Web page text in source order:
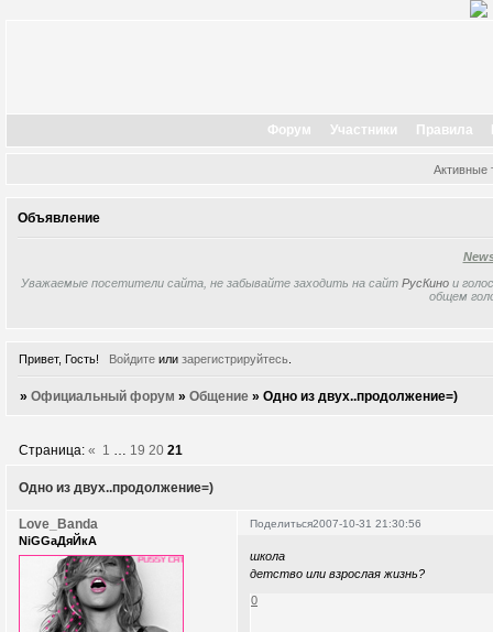
Форум Участники Правила
Активные
Объявление
Уважаемые посетители сайта, не забывайте заходить на сайт РусКино и
общем
Привет, Гость! Войдитеили зарегистрируйтесь.
»Официальный форум »Общение »Одно из двух..продолжение=)
Одно из двух..продолжение=)
Страница:« 1 … 19 20 21
Поделиться2007-10-31 21:30:56
Love_Banda
NiGGaДяЙкА
школа
детство или взрослая жизнь?
0